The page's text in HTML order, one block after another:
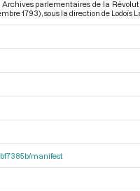
Archives parlementaires de la
1793) , sous la direction de Lodoïs
manifest